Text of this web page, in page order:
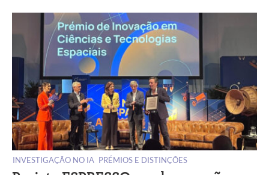
INVESTIGAÇÃO NO IA PRÉMIOS E DISTINÇÕES